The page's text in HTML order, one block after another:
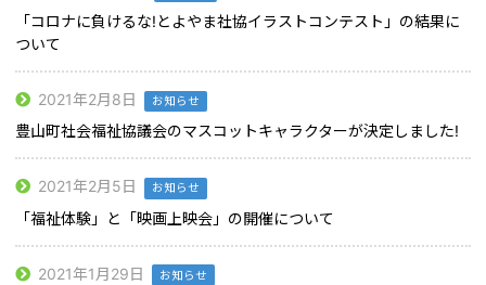
「コロナに負けるな!とよやま社協イラストコンテスト」の結果に
ついて
2021年2月8日 お知らせ
豊山町社会福祉協議会のマスコットキャラクターが決定しました!
2021年2月5日 お知らせ
「福祉体験」と「映画上映会」の開催について
2021年1月29日 お知らせ